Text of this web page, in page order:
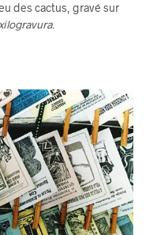
des cactus, gravé sur
xilogravura.